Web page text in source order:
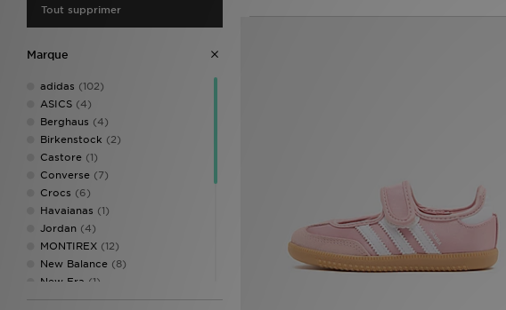
Tout supprimer
Marque
adidas (102)
ASICS (4)
Berghaus (4)
Birkenstock (2)
Castore (1)
Converse (7)
Crocs (6)
Havaianas (1)
Jordan (4)
MONTIREX (12)
New Balance (8)
New Era (1)
Nike(42)